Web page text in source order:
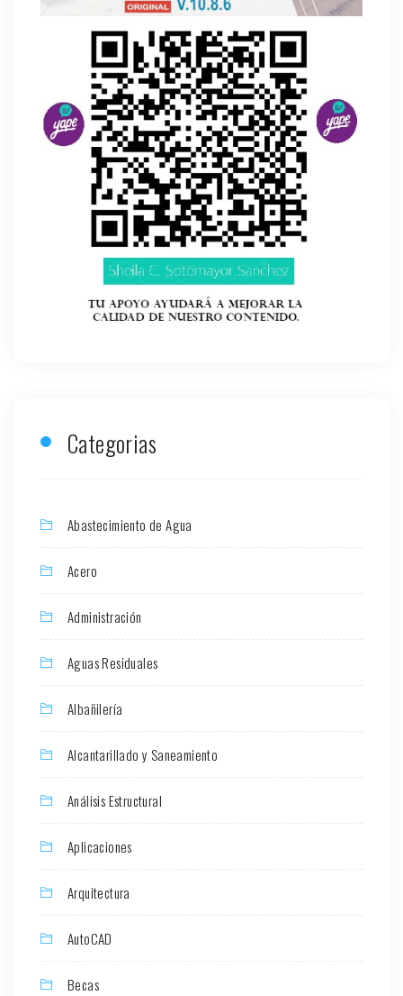
Categorias
Abastecimiento de Agua
Acero
Administración
Aguas Residuales
Albañilería
Alcantarillado y Saneamiento
Análisis Estructural
Aplicaciones
Arquitectura
AutoCAD
Becas